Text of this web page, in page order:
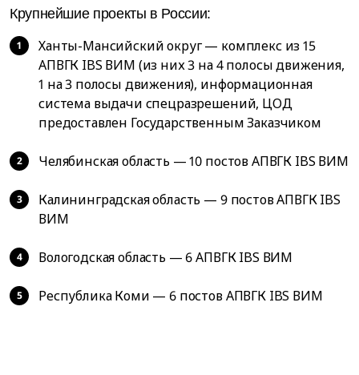
Крупнейшие проекты в России:
Ханты-Мансийский округ — комплекс из 15
АПВГК IBS ВИМ (из них 3 на 4 полосы движения,
1 на 3 полосы движения), информационная
система выдачи спецразрешений, ЦОД
предоставлен Государственным Заказчиком
Челябинская область — 10 постов АПВГК IBS ВИМ
Калининградская область — 9 постов АПВГК IBS
ВИМ
Вологодская область — 6 АПВГК IBS ВИМ
Республика Коми — 6 постов АПВГК IBS ВИМ